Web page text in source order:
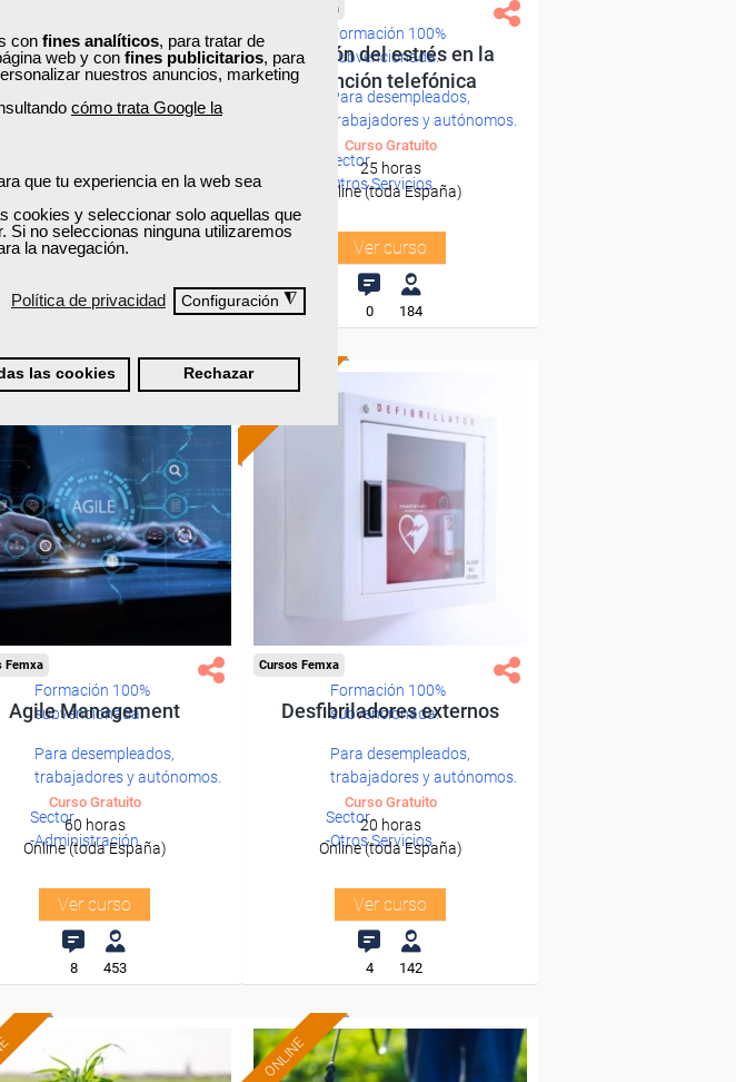
con fines analíticos, para tratar de
web y con fines publicitarios, para
nuestros anuncios, marketing
cómo trata Google la
que tu experiencia en la web sea
cookies y seleccionar solo aquellas que
Si no seleccionas ninguna utilizaremos
la navegación.
Política de privacidad Configuración ◮
las cookies Rechazar
Formación 100%
subvencionada.
trabajadores y autónomos.
-Agricultura y Ganadería.
ecológica en la
explotación agrícola
Online (toda España)
Ver curso
0 149
Formación 100%
subvencionada.
Para desempleados,
trabajadores y autónomos.
Sector
-Otros Servicios.
Cursos Femxa
Gestión del estrés en la
atención telefónica
Curso Gratuito
25 horas
Online (toda España)
Ver curso
0 184
Formación 100%
subvencionada.
Para desempleados,
trabajadores y autónomos.
Sector
-Administración.
Femxa
Agile Management
Curso Gratuito
60 horas
Online (toda España)
Ver curso
8 453
ONLINE
Formación 100%
subvencionada.
Para desempleados,
trabajadores y autónomos.
Sector
-Otros Servicios.
Cursos Femxa
Desfibriladores externos
Curso Gratuito
20 horas
Online (toda España)
Ver curso
4 142
ONLINE